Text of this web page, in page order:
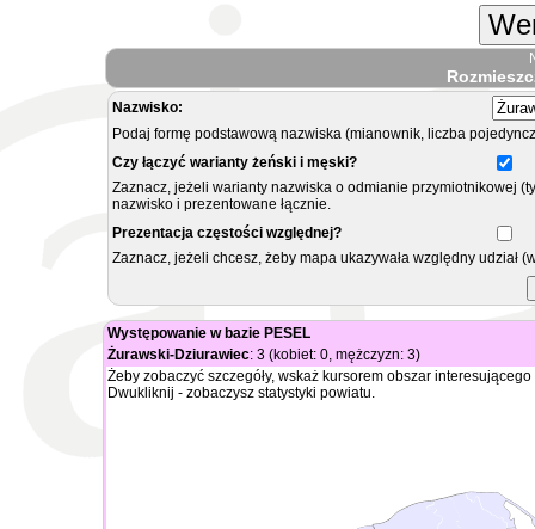
Nazwisko:
Podaj formę podstawową nazwiska (mianownik, liczba
Czy łączyć warianty żeński i męski?
Zaznacz, jeżeli warianty nazwiska o odmianie przymiotnikowej
nazwisko i prezentowane łącznie.
Prezentacja częstości względnej?
Zaznacz, jeżeli chcesz, żeby mapa ukazywała względny
Występowanie w bazie PESEL
Żurawski-Dziurawiec: 3 (kobiet: 0, mężczyzn: 3)
Żeby zobaczyć szczegóły, wskaż kursorem obszar
Dwukliknij - zobaczysz statystyki powiatu.